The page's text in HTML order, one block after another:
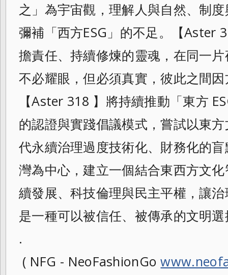
之」為宇宙觀，理解人與自然、制
彌補「西方ESG」的不足。【Aster
擔責任、持續修煉的靈魂，在同一
不必耀眼，但必須真實，彼此之間
【Aster 318 】將持續推動「東方
的認證與實踐倡議模式，嘗試以東
代永續治理過度技術化、財務化的
灣為中心，建立一個結合東西方文
續發展、科技倫理與民主平權，讓
是一種可以被信任、被傳承的文明
.
( NFG - NeoFashionGo